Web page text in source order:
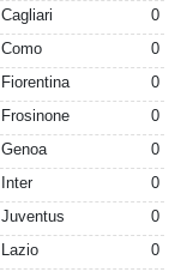
Cagliari
0
Como
0
Fiorentina
0
Frosinone
0
Genoa
0
Inter
0
Juventus
0
Lazio
0